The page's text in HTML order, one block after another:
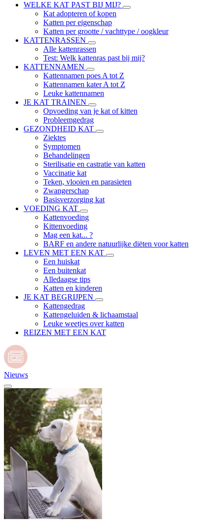
WELKE KAT PAST BIJ MIJ?
Kat adopteren of kopen
Katten per eigenschap
Katten per grootte / vachttype / oogkleur
KATTENRASSEN
Alle kattenrassen
Test: Welk kattenras past bij mij?
KATTENNAMEN
Kattennamen poes A tot Z
Kattennamen kater A tot Z
Leuke kattennamen
JE KAT TRAINEN
Opvoeding van je kat of kitten
Probleemgedrag
GEZONDHEID KAT
Ziektes
Symptomen
Behandelingen
Sterilisatie en castratie van katten
Vaccinatie kat
Teken, vlooien en parasieten
Zwangerschap
Basisverzorging kat
VOEDING KAT
Kattenvoeding
Kittenvoeding
Mag een kat... ?
BARF en andere natuurlijke diëten voor katten
LEVEN MET EEN KAT
Een huiskat
Een buitenkat
Alledaagse tips
Katten en kinderen
JE KAT BEGRIJPEN
Kattengedrag
Kattengeluiden & lichaamstaal
Leuke weetjes over katten
REIZEN MET EEN KAT
Nieuws